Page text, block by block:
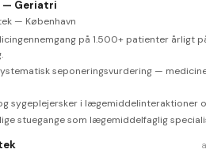
— Geriatri
— København
på 1.500+ patienter årligt
seponeringsvurdering —
sygeplejersker i lægemiddelinteraktioner
stuegange som lægemiddelfaglig